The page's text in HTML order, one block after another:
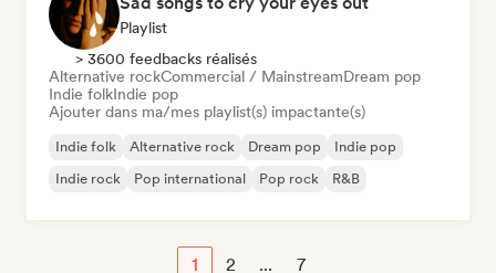
Playlist
> 3600 feedbacks réalisés
Alternative rockCommercial / MainstreamDream pop
Indie folkIndie pop
Ajouter dans ma/mes playlist(s) impactante(s)
Indie folk Alternative rock Dream pop
Indie pop
Indie rock
Pop international Pop rock R&B
1 2 ... 7